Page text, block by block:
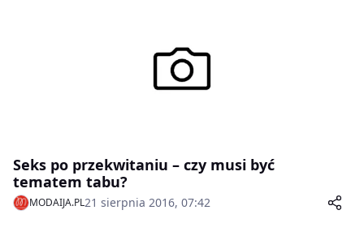
Seks po przekwitaniu – czy musi być
tematem tabu?
MODAIJA.PL21 sierpnia 2016, 07:42